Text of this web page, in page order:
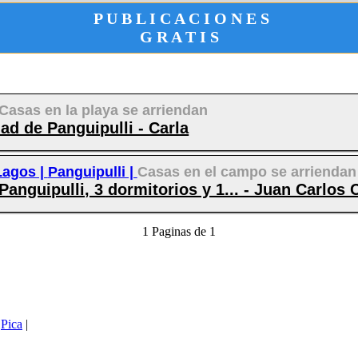
P U B L I C A C I O N E S
G R A T I S
en la playa se arriendan
de Panguipulli - Carla
| Panguipulli | Casas en el campo se arriendan
3 dormitorios y 1... - Juan Carlos
1 Paginas de 1
Pica |